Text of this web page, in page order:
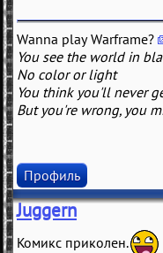
Wanna play Warframe?
You see the world in
No color or light
You think you'll never
But you're wrong, you
Профиль
Juggern
Комикс приколен.